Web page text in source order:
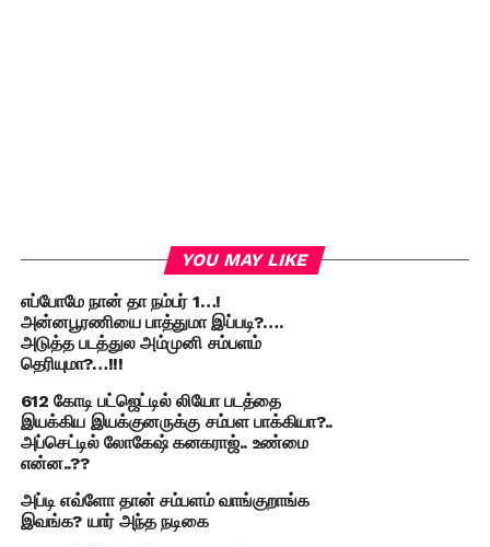
YOU MAY LIKE
எப்போமே நான் தா நம்பர் 1…!
அன்னபூரணியை பாத்துமா இப்படி?….
அடுத்த படத்துல அம்முனி சம்பளம்
தெரியுமா?…!!!
612 கோடி பட்ஜெட்டில் லியோ படத்தை
இயக்கிய இயக்குனருக்கு சம்பள பாக்கியா?..
அப்செட்டில் லோகேஷ் கனகராஜ்.. உண்மை
என்ன..??
அப்டி எவ்ளோ தான் சம்பளம் வாங்குறாங்க
இவங்க? யார் அந்த நடிகை